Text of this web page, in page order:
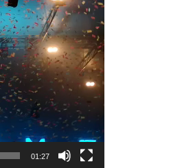
01:27